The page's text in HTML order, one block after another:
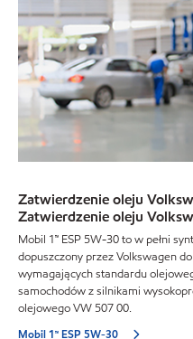
Zatwierdzenie oleju
Zatwierdzenie oleju
Mobil 1™ ESP 5W-30 to w pełni
dopuszczony przez Volkswagen
wymagających standardu
samochodów z silnikami
olejowego VW 507 00.
Mobil 1™ ESP 5W-30